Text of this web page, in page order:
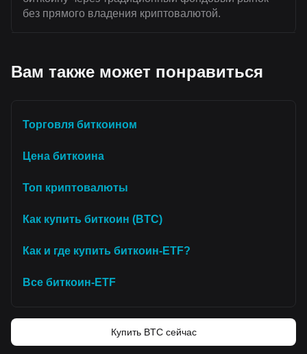
без прямого владения криптовалютой.
Вам также может понравиться
Торговля биткоином
Цена биткоина
Топ криптовалюты
Как купить биткоин (BTC)
Как и где купить биткоин-ETF?
Все биткоин-ETF
Купить BTC сейчас